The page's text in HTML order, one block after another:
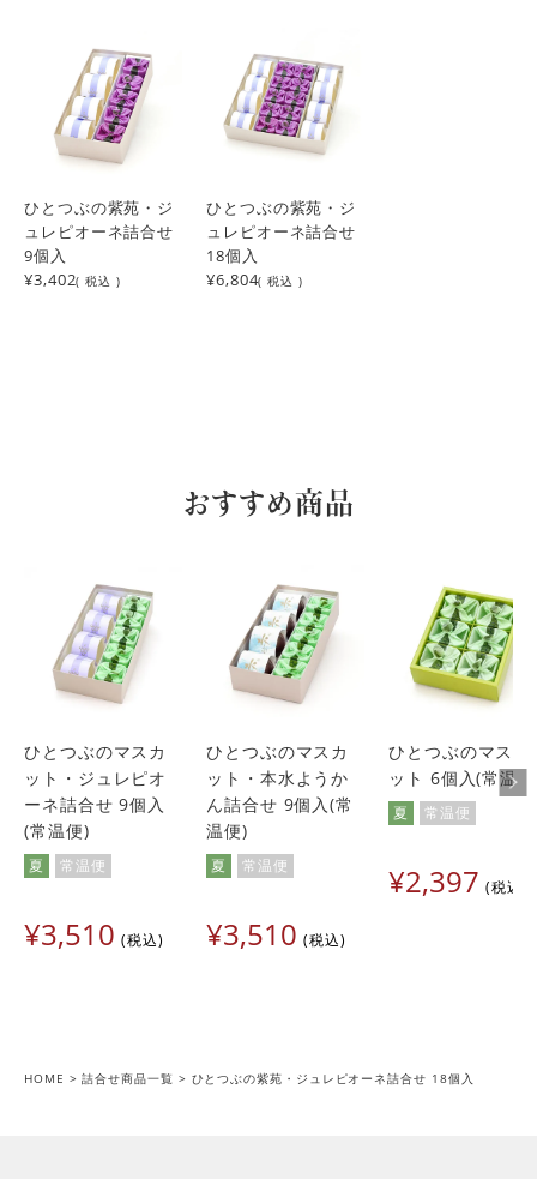
ひとつぶの紫苑・ジ
ュレピオーネ詰合せ
9個入
¥3,402( 税込 )
ひとつぶの紫苑・ジ
ュレピオーネ詰合せ
18個入
¥6,804( 税込 )
おすすめ商品
ひとつぶのマスカ
ット・ジュレピオ
ーネ詰合せ 9個入
(常温便)
夏 常温便
¥3,510 税込
ひとつぶのマスカ
ット・本水ようか
ん詰合せ 9個入(常
温便)
夏 常温便
¥3,510 税込
ひとつぶのマスカ
ット 6個入(常温
夏 常温便
¥2,397 税込
HOME 詰合せ商品一覧 ひとつぶの紫苑・ジュレピオーネ詰合せ 18個入